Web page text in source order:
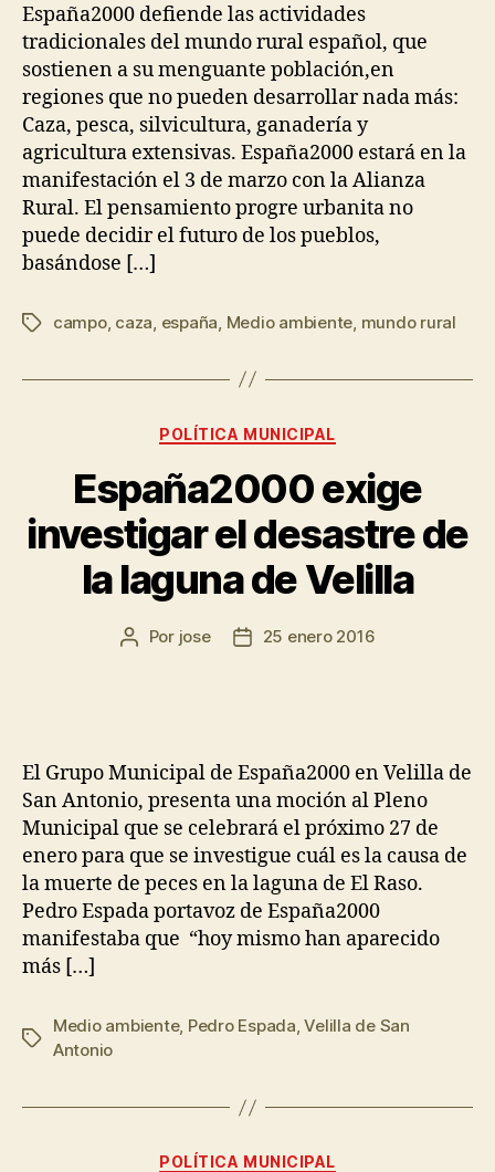
España2000 defiende las actividades
tradicionales del mundo rural español, que
sostienen a su menguante población,en
regiones que no pueden desarrollar nada más:
Caza, pesca, silvicultura, ganadería y
agricultura extensivas. España2000 estará en la
manifestación el 3 de marzo con la Alianza
Rural. El pensamiento progre urbanita no
puede decidir el futuro de los pueblos,
basándose […]
campo, caza españa Medio ambiente mundo rural
POLÍTICA MUNICIPAL
España2000 exige
investigar el desastre de
la laguna de Velilla
Por jose 25 enero 2016
El Grupo Municipal de España2000 en Velilla de
San Antonio, presenta una moción al Pleno
Municipal que se celebrará el próximo 27 de
enero para que se investigue cuál es la causa de
la muerte de peces en la laguna de El Raso.
Pedro Espada portavoz de España2000
manifestaba que “hoy mismo han aparecido
más […]
Medio ambiente, Pedro Espada,Velilla de San
Antonio
POLÍTICA MUNICIPAL